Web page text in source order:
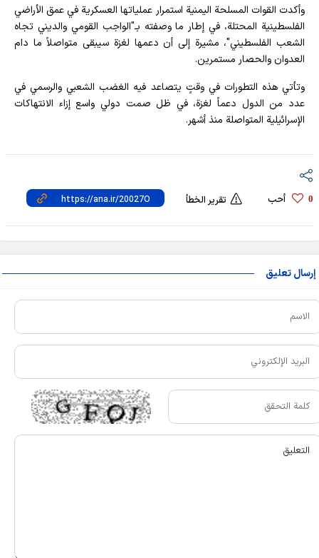
وأكدت القوات المسلحة اليمنية استمرار عملياتها العسكرية في عمق الأراضي
الفلسطينية المحتلة، في إطار ما وصفته بـ"الواجب القومي والديني تجاه
الشعب الفلسطيني"، مشيرة إلى أن دعمها لغزة سيبقى متواصلاً ما دام
العدوان والحصار مستمرين.
وتأتي هذه التطورات في وقتٍ يتصاعد فيه الغضب الشعبي والرسمي في
عدد من الدول دعماً لغزة، في ظل صمت دولي واسع إزاء الانتهاكات
الإسرائيلية المتواصلة منذ أشهر.
0 أحب تقرير الخطأ
إرسال تعليق